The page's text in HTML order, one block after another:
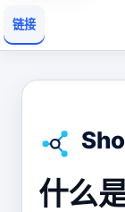
链接
什么